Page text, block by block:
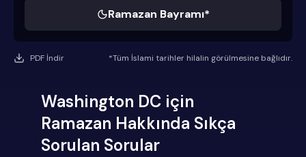
Ramazan Bayramı*
PDF İndir *Tüm İslami tarihler hilalin görülmesine bağlıdır.
Washington DC için
Ramazan Hakkında Sıkça
Sorulan Sorular